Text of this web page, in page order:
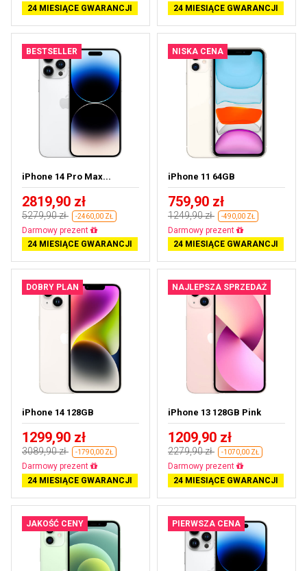
24 MIESIĄCE GWARANCJI
24 MIESIĄCE GWARANCJI
BESTSELLER
iPhone 14 Pro Max...
2819,90 zł
5279,90 zł -2460,00 ZŁ
Darmowa dostawa
24 MIESIĄCE GWARANCJI
NISKA CENA
iPhone 11 64GB
759,90 zł
1249,90 zł -490,00 ZŁ
Darmowa dostawa
24 MIESIĄCE GWARANCJI
DOBRY PLAN
iPhone 14 128GB
1299,90 zł
3089,90 zł -1790,00 ZŁ
Darmowa dostawa
24 MIESIĄCE GWARANCJI
NAJLEPSZA SPRZEDAŻ
iPhone 13 128GB Pink
1209,90 zł
2279,90 zł -1070,00 ZŁ
Darmowa dostawa
24 MIESIĄCE GWARANCJI
JAKOŚĆ CENY PIERWSZA CENA